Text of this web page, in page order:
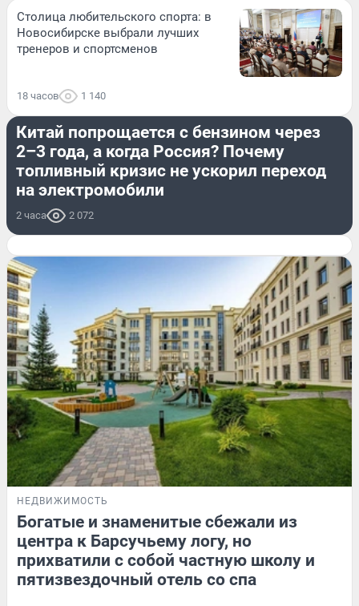
Столица любительского спорта: в
Новосибирске выбрали лучших
тренеров и спортсменов
18 часов 1 140
ДОРОГИ И ТРАНСПОРТ
Китай попрощается с бензином через
2–3 года, а когда Россия? Почему
топливный кризис не ускорил переход
на электромобили
2 часа 2 072
НЕДВИЖИМОСТЬ
Богатые и знаменитые сбежали из
центра к Барсучьему логу, но
прихватили с собой частную школу и
пятизвездочный отель со спа